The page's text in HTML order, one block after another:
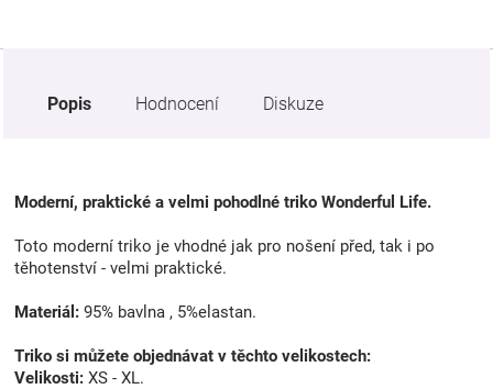
Popis Hodnocení Diskuze
Moderní, praktické a velmi pohodlné triko Wonderful Life.
Toto moderní triko je vhodné jak pro nošení před, tak i po
těhotenství - velmi praktické.
Materiál: 95% bavlna , 5%elastan.
Triko si můžete objednávat v těchto velikostech:
Velikosti: XS - XL.